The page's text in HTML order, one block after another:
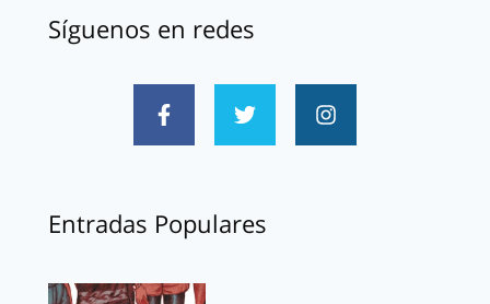
Síguenos en redes
Entradas Populares